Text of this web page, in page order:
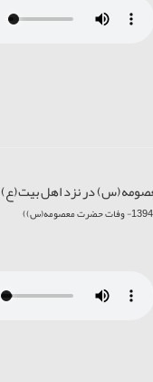
در نزد اهل بیت(ع)